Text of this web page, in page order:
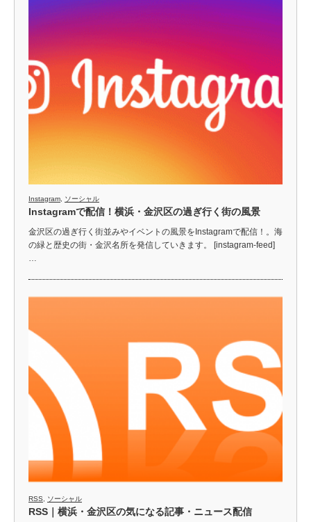
Instagram ソーシャル
Instagramで配信！横浜・金沢区の過ぎ行く街の風景
金沢区の過ぎ行く街並みやイベントの風景をInstagramで配信！。海
の緑と歴史の街・金沢名所を発信していきます。 [instagram-feed]
RSS ソーシャル
RSS｜横浜・金沢区の気になる記事・ニュース配信